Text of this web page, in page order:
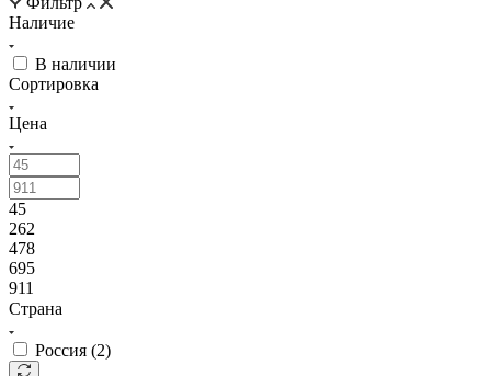
Наличие
В наличии
Сортировка
Цена
45
262
478
695
911
Страна
Россия (2)